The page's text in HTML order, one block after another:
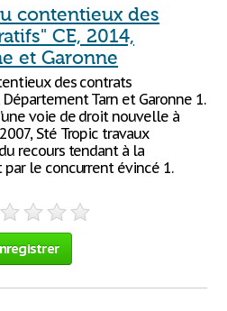
contentieux des
CE, 2014,
et Garonne
des contrats
Tarn et Garonne 1.
voie de droit nouvelle à
Sté Tropic travaux
recours tendant à la
le concurrent évincé 1.